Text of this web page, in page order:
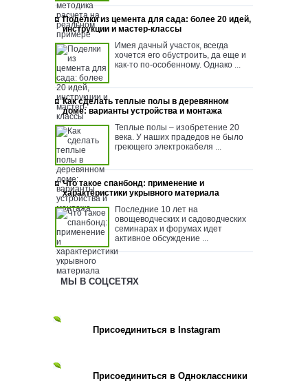
Поделки из цемента для сада: более 20 идей,
инструкции и мастер-классы
Имея дачный участок, всегда
хочется его обустроить, да еще и
как-то по-особенному. Однако ...
Как сделать теплые полы в деревянном
доме: варианты устройства и монтажа
Теплые полы – изобретение 20
века. У наших прадедов не было
греющего электрокабеля ...
Что такое спанбонд: применение и
характеристики укрывного материала
Последние 10 лет на
овощеводческих и садоводческих
семинарах и форумах идет
активное обсуждение ...
МЫ В СОЦСЕТЯХ
Присоединиться в Instagram
Присоединиться в Одноклассники